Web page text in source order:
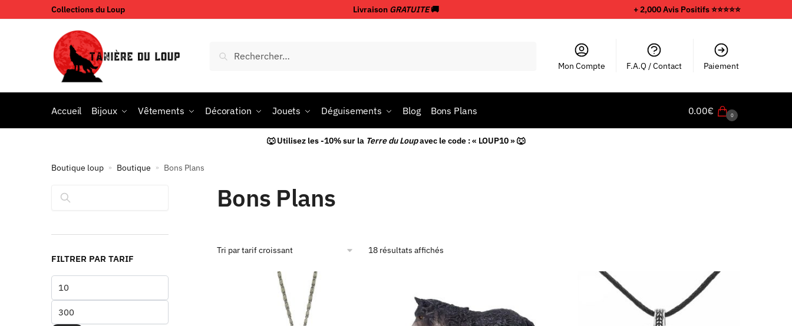
Collections du Loup Livraison GRATUITE🚚 + 2,000 Avis Positifs ⭐️⭐️⭐️⭐️⭐️
Mon Compte F.A.Q / Contact Paiement
Accueil Bijoux Vêtements Décoration Jouets Déguisements Blog Bons Plans 0.00€ 0
🐺 Utilisez les -10% sur la Terre du Loupavec le code : « LOUP10 » 🐺
Boutique loup » Boutique » Bons Plans
Bons Plans
18 résultats affichés
FILTRER PAR TARIF